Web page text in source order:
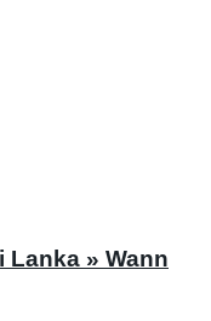
Lanka » Wann